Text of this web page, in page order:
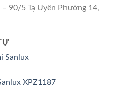
90/5 Tạ Uyên Phường 14,
XPZ1187